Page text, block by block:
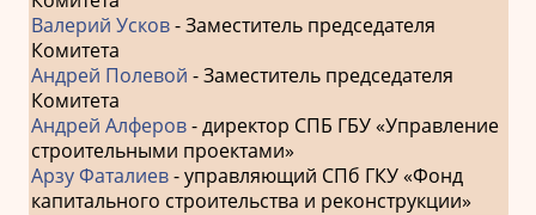
Валерий Усков- Заместитель председателя
Комитета
Андрей Полевой - Заместитель председателя
Комитета
Андрей Алферов- директор СПБ ГБУ «Управление
строительными проектами»
Арзу Фаталиев- управляющий СПб ГКУ «Фонд
капитального строительства и реконструкции»